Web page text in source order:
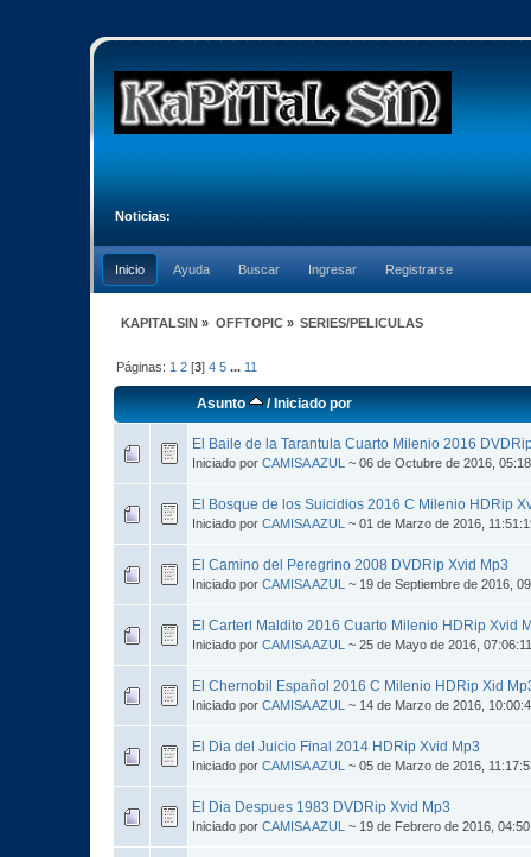
Noticias:
Inicio Ayuda Buscar Ingresar Registrarse
KAPITALSIN » OFFTOPIC» SERIES/PELICULAS
Páginas: 1 2 [3]4 5 ... 11
Asunto /Iniciado por
El Baile de la Tarantula Cuarto Milenio 2016
Iniciado por CAMISA AZUL ~ 06 de Octubre de 2016,
El Bosque de los Suicidios 2016 C Milenio HDRip
Iniciado por CAMISA AZUL ~ 01 de Marzo de 2016,
El Camino del Peregrino 2008 DVDRip Xvid Mp3
Iniciado por CAMISA AZUL ~ 19 de Septiembre de 2016,
El Carterl Maldito 2016 Cuarto Milenio HDRip Xvid
Iniciado por CAMISA AZUL ~ 25 de Mayo de 2016,
El Chernobil Español 2016 C Milenio HDRip Xid
Iniciado por CAMISA AZUL ~ 14 de Marzo de 2016,
El Dia del Juicio Final 2014 HDRip Xvid Mp3
Iniciado por CAMISA AZUL ~ 05 de Marzo de 2016,
El Dia Despues 1983 DVDRip Xvid Mp3
Iniciado por CAMISA AZUL ~ 19 de Febrero de 2016,